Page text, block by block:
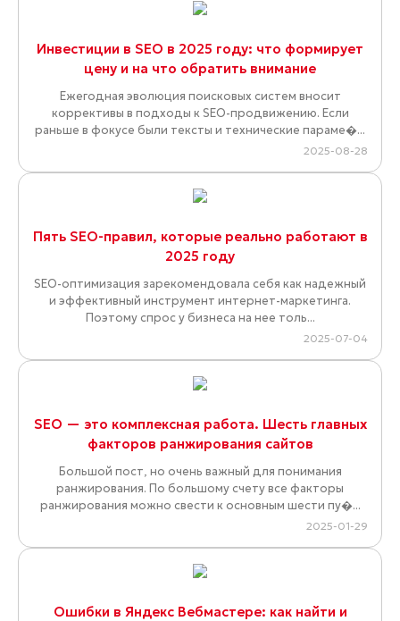
Инвестиции в SEO в 2025 году: что формирует
цену и на что обратить внимание
Ежегодная эволюция поисковых систем вносит
коррективы в подходы к SEO-продвижению. Если
раньше в фокусе были тексты и технические параме�...
2025-08-28
Пять SEO-правил, которые реально работают в
2025 году
SEO-оптимизация зарекомендовала себя как надежный
и эффективный инструмент интернет-маркетинга.
Поэтому спрос у бизнеса на нее толь...
2025-07-04
SEO — это комплексная работа. Шесть главных
факторов ранжирования сайтов
Большой пост, но очень важный для понимания
ранжирования. По большому счету все факторы
ранжирования можно свести к основным шести пу�...
2025-01-29
Ошибки в Яндекс Вебмастере: как найти и